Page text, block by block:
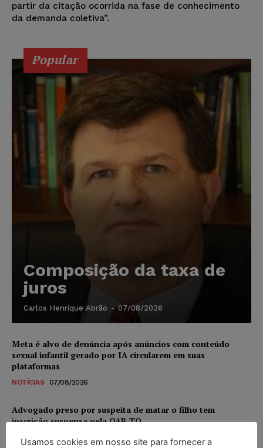
partir da citação ocorrida na fase de conhecimento
da demanda coletiva”.
Popular
Composição da taxa de
juros
Carlos Henrique Abrão - 07/08/2026
Meta é alvo de denúncia após anúncios com conteúdo
sexual infantil gerado por IA circularem em suas
plataformas
NOTÍCIAS 07/08/2026
Advogado preso por suspeita de matar o filho tem
inscrição suspensa pela OAB-TO
NOTÍCIAS 07/08/2026
Usamos cookies em nosso site para fornecer a